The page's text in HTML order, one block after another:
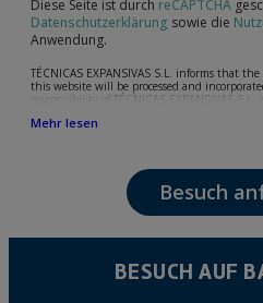
Diese Seite ist durch reCAPTCHA
Datenschutzerklärung sowie die
Anwendung.
TÉCNICAS EXPANSIVAS S.L. informs that
this website will be processed and
responsibility of TÉCNICAS EXPANSIVAS
following: attention to your referred request,
The data in our files are strictly confidential
confidentiality and shall comply with all the
Data Protection Regulation (GDPR) 2016.
encrypted. Should these details be sent, it is
Mehr lesen
Besuch
BESUCH AUF